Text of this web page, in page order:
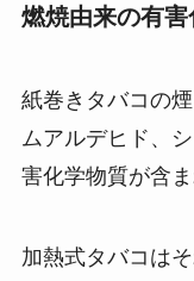
燃焼由来の有
紙巻きタバコの
ムアルデヒド、
害化学物質が含ま
加熱式タバコは